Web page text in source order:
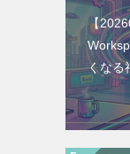
【
くなる